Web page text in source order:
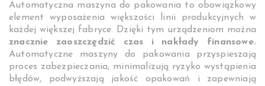
Automatyczna maszyna do pakowania to obowiązkowy
element wyposażenia większości linii produkcyjnych w
każdej większej fabryce. Dzięki tym urządzeniom można
znacznie zaoszczędzić czas i nakłady finansowe.
Automatyczne maszyny do pakowania przyspieszają
proces zabezpieczania, minimalizują ryzyko wystąpienia
błędów, podwyższają jakość opakowań i zapewniają